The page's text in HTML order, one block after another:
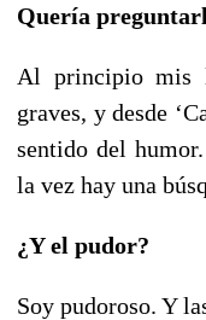
Quería
Al principio mis
graves, y desde
sentido del
la vez hay una
¿Y el pudor?
Soy pudoroso. Y